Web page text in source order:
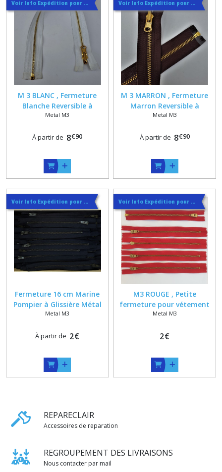
Voir Info Expédition pour Régler les Frais de Port au Meilleur Prix , En haut d'ecran à Droite
M 3 BLANC , Fermeture
Blanche Reversible à
Glissiere Fine en Métal Doré
25 30 35 40 45 50 55 60 65 70
Metal M3
À partir de 8€90
Voir Info Expédition pour Régler les Frais de Port au Meilleur Prix , En haut d'ecran à Droite
M 3 MARRON , Fermeture
Marron Reversible à
Glissiere Fine en Métal Doré
25 30 35 40 45 50 55 60 65 70
Metal M3
À partir de 8€90
Voir Info Expédition pour Régler les Frais de Port au Meilleur Prix , En haut d'ecran à Droite
Fermeture 16 cm Marine
Pompier à Glissière Métal
Bronze non Séparable pour
Metal M3
À partir de 2€
Voir Info Expédition pour Régler les Frais de Port au Meilleur Prix , En haut d'ecran à Droite
M3 ROUGE , Petite
fermeture pour vétement
de poupées , Séparable ou
laiton de 4.5 mm , 10 11 12
Metal M3
2€
REPARECLAIR
Accessoires de reparation
REGROUPEMENT DES LIVRAISONS
Nous contacter par mail